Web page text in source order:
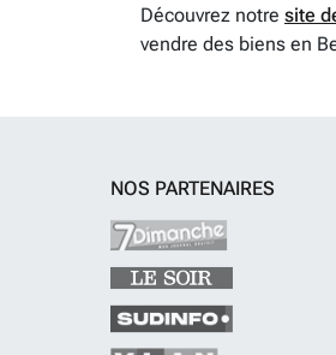
Découvrez notre site
vendre des biens en
NOS PARTENAIRES